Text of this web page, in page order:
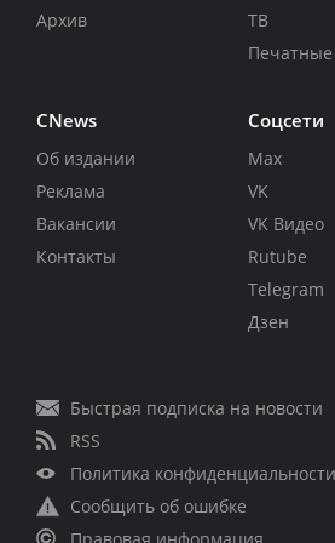
Архив
ТВ
CNews
Об издании
Реклама
Вакансии
Контакты
Соцсети
Max
VK
VK Видео
Rutube
Telegram
Дзен
Быстрая подписка на новости
RSS
Политика конфиденциальности
Сообщить об ошибке